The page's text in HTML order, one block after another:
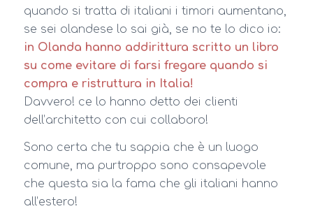
quando si tratta di italiani i timori aumentano,
se sei olandese lo sai già, se no te lo dico io:
in Olanda hanno addirittura scritto un libro
su come evitare di farsi fregare quando si
compra e ristruttura in Italia!
Davvero! ce lo hanno detto dei clienti
dell’architetto con cui collaboro!
Sono certa che tu sappia che è un luogo
comune, ma purtroppo sono consapevole
che questa sia la fama che gli italiani hanno
all’estero!